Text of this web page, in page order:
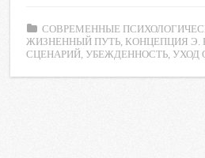
e
b
o
t
t
e
t
s
A
l
.
R
o
k
l
СОВРЕМЕННЫЕ
ЖИЗНЕННЫЙ ПУТЬ, КОНЦЕПЦИЯ Э.
СЦЕНАРИЙ, УБЕЖДЕННОСТЬ, УХОД